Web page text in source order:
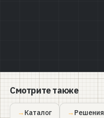
Смотрите также
Каталог Решения